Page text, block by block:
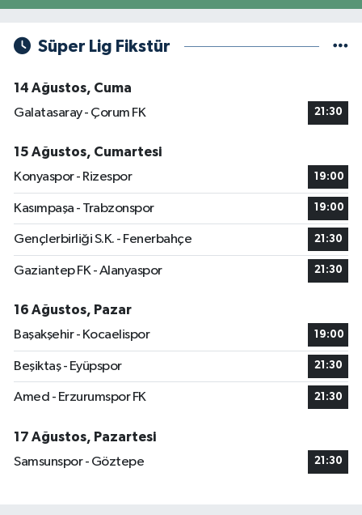
Süper Lig Fikstür
14 Ağustos, Cuma
Galatasaray - Çorum FK
21:30
15 Ağustos, Cumartesi
Konyaspor - Rizespor
19:00
Kasımpaşa - Trabzonspor 19:00
Gençlerbirliği S.K. - Fenerbahçe 21:30
Gaziantep FK - Alanyaspor 21:30
16 Ağustos, Pazar
Başakşehir - Kocaelispor
19:00
Beşiktaş - Eyüpspor 21:30
Amed - Erzurumspor FK 21:30
17 Ağustos, Pazartesi
Samsunspor - Göztepe
21:30